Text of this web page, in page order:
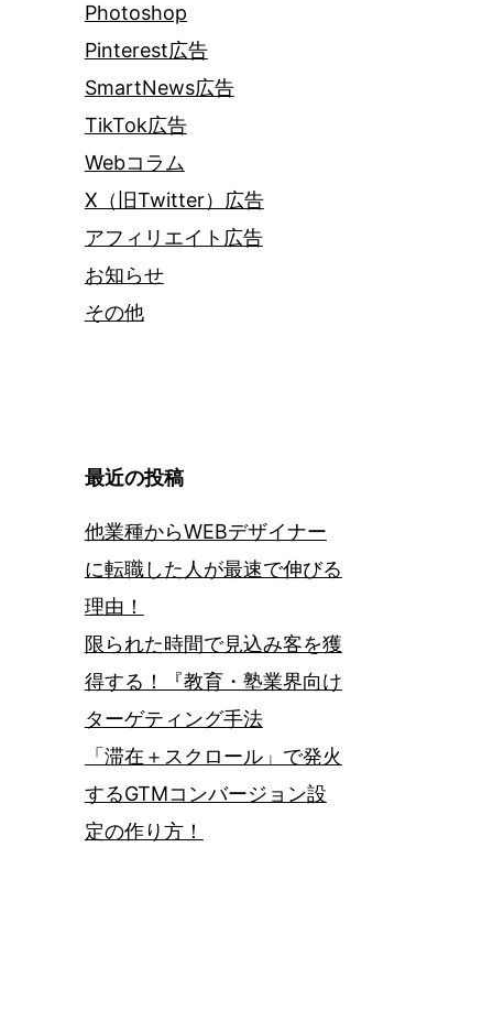
Photoshop
Pinterest広告
SmartNews広告
TikTok広告
Webコラム
X（旧Twitter）広告
アフィリエイト広告
お知らせ
その他
最近の投稿
他業種からWEBデザイナー
に転職した人が最速で伸びる
理由！
限られた時間で見込み客を獲
得する！『教育・塾業界向け
ターゲティング手法
「滞在＋スクロール」で発火
するGTMコンバージョン設
定の作り方！